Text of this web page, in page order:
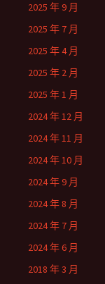
2025 年 9 月
2025 年 7 月
2025 年 4 月
2025 年 2 月
2025 年 1 月
2024 年 12 月
2024 年 11 月
2024 年 10 月
2024 年 9 月
2024 年 8 月
2024 年 7 月
2024 年 6 月
2018 年 3 月